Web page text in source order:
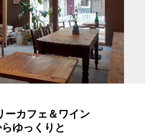
ーカフェ＆ワイン
ゆっくりと